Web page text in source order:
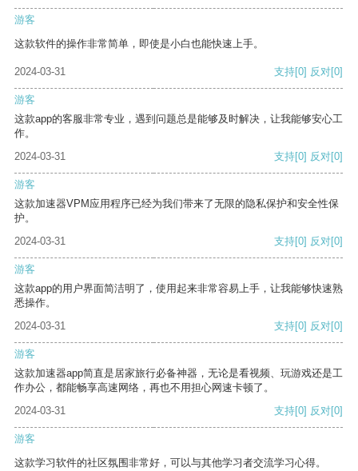
游客
这款软件的操作非常简单，即使是小白也能快速上手。
2024-03-31 支持[0] 反对[0]
游客
这款app的客服非常专业，遇到问题总是能够及时解决，让我能够安心工
作。
2024-03-31
支持[0] 反对[0]
游客
这款加速器VPM应用程序已经为我们带来了无限的隐私保护和安全性保
护。
2024-03-31
支持[0] 反对[0]
游客
这款app的用户界面简洁明了，使用起来非常容易上手，让我能够快速熟
悉操作。
2024-03-31
支持[0] 反对[0]
游客
这款加速器app简直是居家旅行必备神器，无论是看视频、玩游戏还是工
作办公，都能畅享高速网络，再也不用担心网速卡顿了。
2024-03-31
支持[0] 反对[0]
游客
这款学习软件的社区氛围非常好，可以与其他学习者交流学习心得。